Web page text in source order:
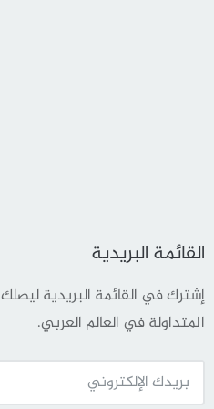
القائمة البريدية
إشترك في القائمة البريدية
المتداولة في العالم العربي.